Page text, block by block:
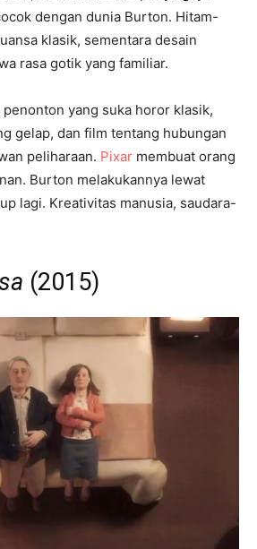
dengan dunia Burton. Hitam-
klasik, sementara desain
rasa gotik yang familiar.
yang suka horor klasik,
gelap, dan film tentang hubungan
peliharaan. Pixar membuat orang
Burton melakukannya lewat
lagi. Kreativitas manusia, saudara-
(2015)